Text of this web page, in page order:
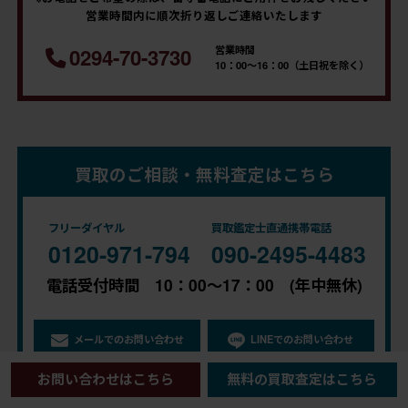
営業時間内に順次折り返しご連絡いたします
0294-70-3730
営業時間
10：00～16：00（土日祝を除く）
買取のご相談・無料査定はこちら
フリーダイヤル
0120-971-794
買取鑑定士直通携帯電話
090-2495-4483
電話受付時間 10：00～17：00 (年中無休)
メールでのお問い合わせ LINEでのお問い合わせ
※土日祝は、メール・LINEの返信をお休みしております
お問い合わせはこちら 無料の買取査定はこちら